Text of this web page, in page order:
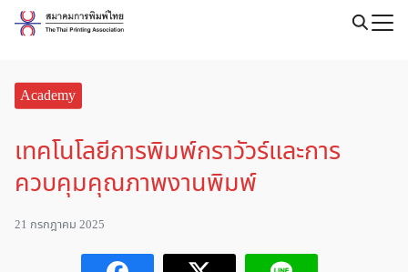
Skip
Academy
เทคโนโลยีการพิมพ์กราวัวร์และการ
ควบคุมคุณภาพงานพิมพ์
21 กรกฎาคม 2025